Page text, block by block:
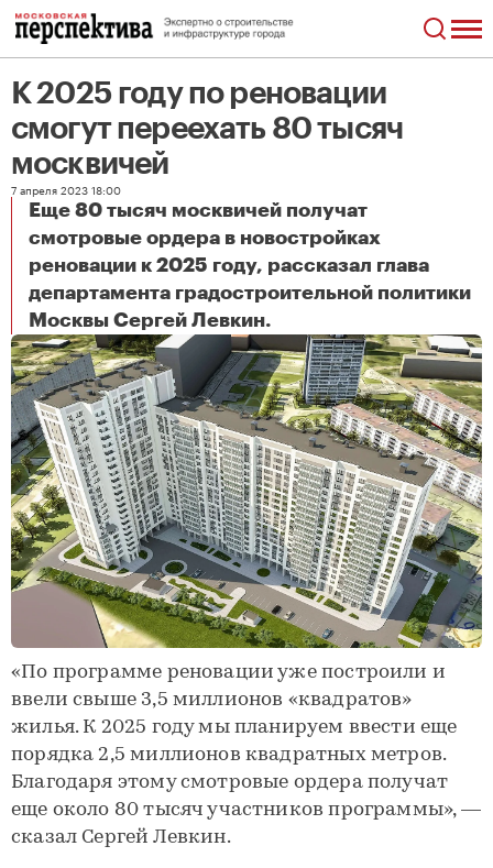
К 2025 году по реновации
смогут переехать 80 тысяч
москвичей
7 апреля 2023 18:00
Еще 80 тысяч москвичей получат
смотровые ордера в новостройках
реновации к 2025 году, рассказал глава
департамента градостроительной политики
Москвы Сергей Левкин.
«По программе реновации уже построили и
ввели свыше 3,5 миллионов «квадратов»
жилья. К 2025 году мы планируем ввести еще
порядка 2,5 миллионов квадратных метров.
Благодаря этому смотровые ордера получат
еще около 80 тысяч участников программы», —
сказал Сергей Левкин.